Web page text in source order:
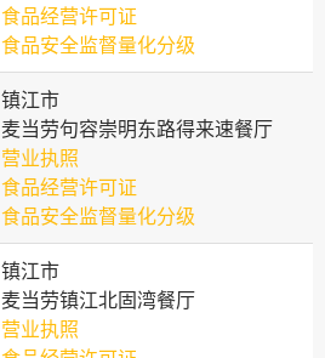
食品经营许可证
食品安全监督量化分级
镇江市
麦当劳句容崇明东路得来速餐厅
营业执照
食品经营许可证
食品安全监督量化分级
镇江市
麦当劳镇江北固湾餐厅
营业执照